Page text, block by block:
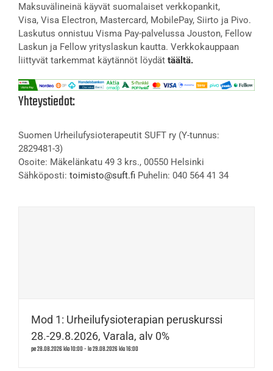
Maksuvälineinä käyvät suomalaiset verkkopankit,
Visa, Visa Electron, Mastercard, MobilePay, Siirto ja Pivo.
Laskutus onnistuu Visma Pay-palvelussa Jouston, Fellow
Laskun ja Fellow yrityslaskun kautta. Verkkokauppaan
liittyvät tarkemmat käytännöt löydät täältä.
Yhteystiedot:
Suomen Urheilufysioterapeutit SUFT ry (Y-tunnus:
2829481-3)
Osoite: Mäkelänkatu 49 3 krs., 00550 Helsinki
Sähköposti: toimisto@suft.fi Puhelin: 040 564 41 34
Mod 1: Urheilufysioterapian peruskurssi
28.-29.8.2026, Varala, alv 0%
pe 28.08.2026 klo 10:00-la 29.08.2026 klo 16:00